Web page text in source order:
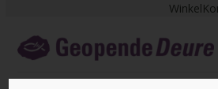
content
Winkel